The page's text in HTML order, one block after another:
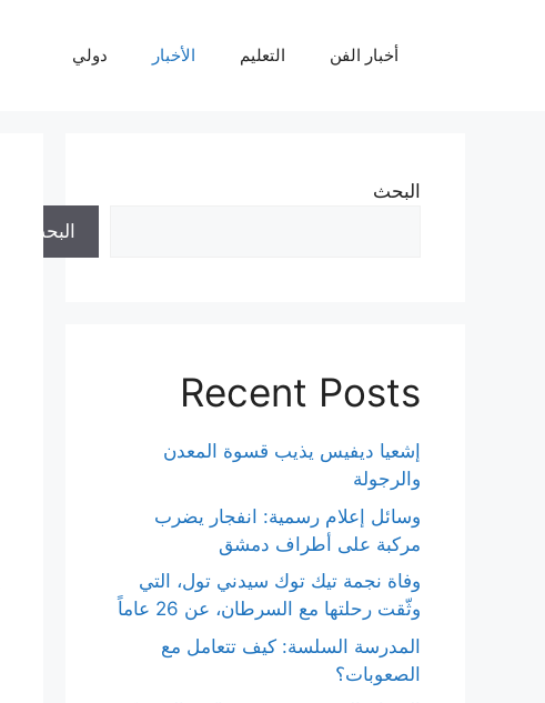
أخبار الفن التعليم الأخبار دولي
البحث
البحث
Recent Posts
إشعيا ديفيس يذيب قسوة المعدن
والرجولة
وسائل إعلام رسمية: انفجار يضرب
مركبة على أطراف دمشق
وفاة نجمة تيك توك سيدني تول، التي
وثّقت رحلتها مع السرطان، عن 26 عاماً
المدرسة السلسة: كيف تتعامل مع
الصعوبات؟